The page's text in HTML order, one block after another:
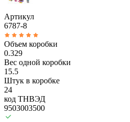
Артикул
6787-8
Объем коробки
0.329
Вес одной коробки
15.5
Штук в коробке
24
код ТНВЭД
9503003500